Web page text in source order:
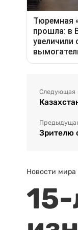
Следующая
Зрителю
Новости мира